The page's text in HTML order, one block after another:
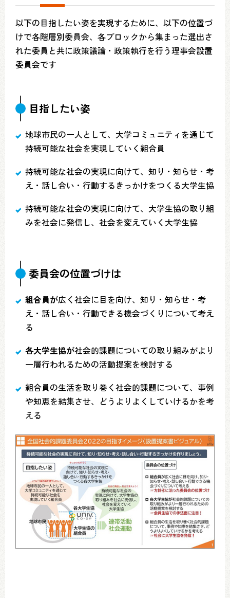
以下の目指したい姿を実現するために、以下の位置づ
けで各階層別委員会、各ブロックから集まった選出さ
れた委員と共に政策議論・政策執行を行う理事会設置
委員会です
目指したい姿
地球市民の一人として、大学コミュニティを通じて
持続可能な社会を実現していく組合員
持続可能な社会の実現に向けて、知り・知らせ・考
え・話し合い・行動するきっかけをつくる大学生協
持続可能な社会の実現に向けて、大学生協の取り組
みを社会に発信し、社会を変えていく大学生協
委員会の位置づけは
組合員が広く社会に目を向け、知り・知らせ・考
え・話し合い・行動できる機会づくりについて考え
る
各大学生協が社会的課題についての取り組みがより
一層行われるための活動提案を検討する
組合員の生活を取り巻く社会的課題について、事例
や知恵を結集させ、どうよりよくしていけるかを考
える